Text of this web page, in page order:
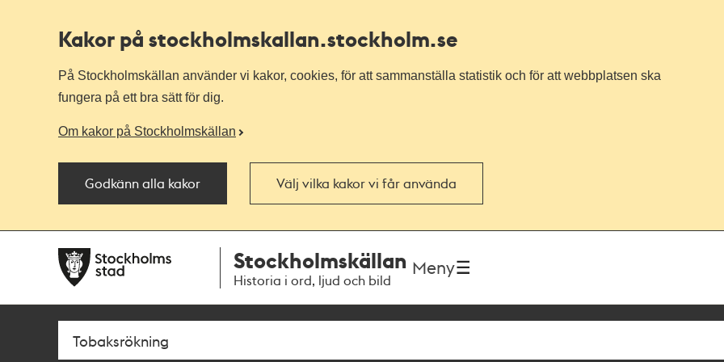
Kakor på stockholmskallan.stockholm.se
På Stockholmskällan använder vi kakor, cookies, för att sammanställa statistik och för att webbplatsen ska
fungera på ett bra sätt för dig.
Om kakor på Stockholmskällan
Godkänn alla kakor Välj vilka kakor vi får använda
navigationen
huvudinnehållet
Stockholmskällan
Historia i ord, ljud och bild
Meny
Sök